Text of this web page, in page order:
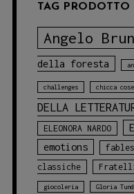
TAG PRODOTTO
Angelo
della foresta
challenges chicca
DELLA
ELEONORA NARDO
emotions
fables
classiche
Fratelli
giocoleria Gloria